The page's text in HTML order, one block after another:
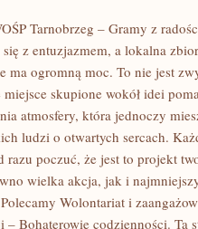
Tarnobrzeg – Gramy z
z entuzjazmem, a lokalna
ma ogromną moc. To nie jest
skupione wokół idei
atmosfery, która jednoczy
ludzi o otwartych sercach.
razu poczuć, że jest to projekt
wielka akcja, jak i
Wolontariat i
– Bohaterowie codzienności. Ta